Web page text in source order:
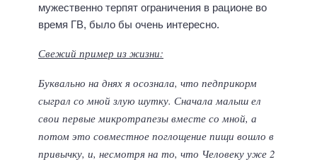
мужественно терпят ограничения в рационе во
время ГВ, было бы очень интересно.
Свежий пример из жизни:
Буквально на днях я осознала, что педприкорм
сыграл со мной злую шутку. Сначала малыш ел
свои первые микротрапезы вместе со мной, а
потом это совместное поглощение пищи вошло в
привычку, и, несмотря на то, что Человеку уже 2